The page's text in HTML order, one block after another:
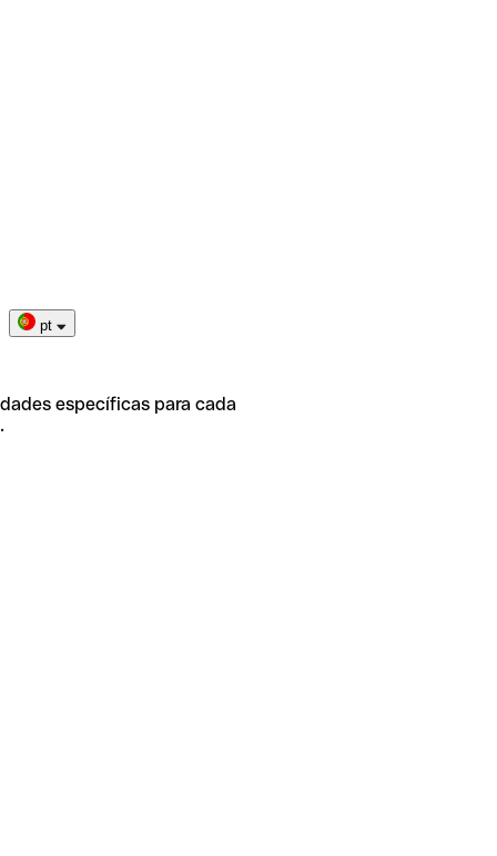
pt
específicas para cada